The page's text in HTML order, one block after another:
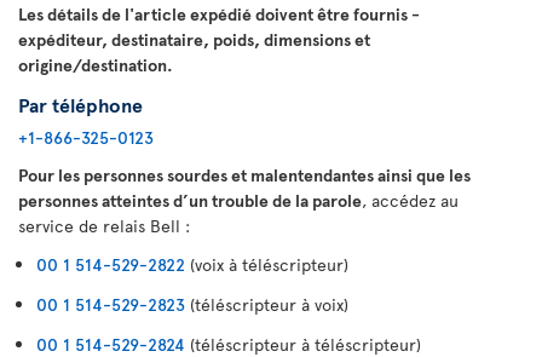
Les détails de l'article expédié doivent être fournis -
expéditeur, destinataire, poids, dimensions et
origine/destination.
Par téléphone
+1-866-325-0123
Pour les personnes sourdes et malentendantes ainsi que les
personnes atteintes d’un trouble de la parole, accédez au
service de relais Bell :
00 1 514-529-2822 (voix à téléscripteur)
00 1 514-529-2823 (téléscripteur à voix)
00 1 514-529-2824 (téléscripteur à téléscripteur)